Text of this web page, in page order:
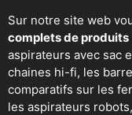
Sur notre site web
complets de produits
aspirateurs avec sac
chaines hi-fi, les
comparatifs sur les
les aspirateurs robots